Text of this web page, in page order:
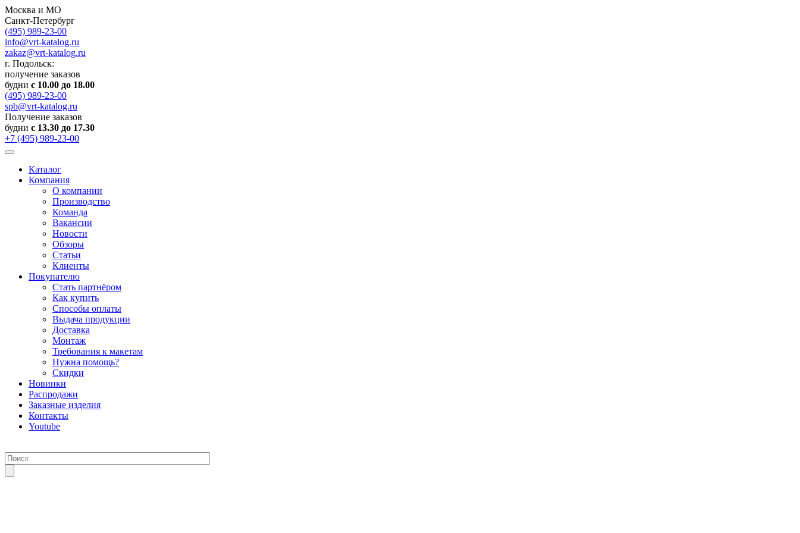
Москва и МО
Санкт-Петербург
(495) 989-23-00
info@vrt-katalog.ru
zakaz@vrt-katalog.ru
г. Подольск:
получение заказов
будни с 10.00 до 18.00
(495) 989-23-00
spb@vrt-katalog.ru
Получение заказов
будни с 13.30 до 17.30
+7 (495) 989-23-00
Каталог
Компания
О компании
Производство
Команда
Вакансии
Новости
Обзоры
Статьи
Клиенты
Покупателю
Стать партнёром
Как купить
Способы оплаты
Выдача продукции
Доставка
Монтаж
Требования к макетам
Нужна помощь?
Скидки
Новинки
Распродажи
Заказные изделия
Контакты
Youtube